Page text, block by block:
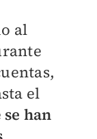
al
el
se han